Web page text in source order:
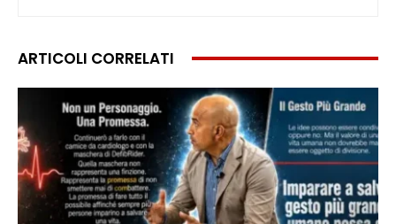
ARTICOLI CORRELATI